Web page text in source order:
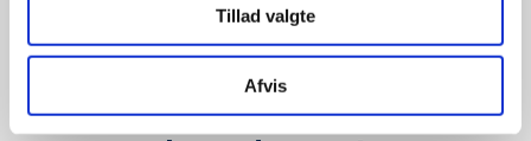
Tillad valgte
Afvis
Det siger